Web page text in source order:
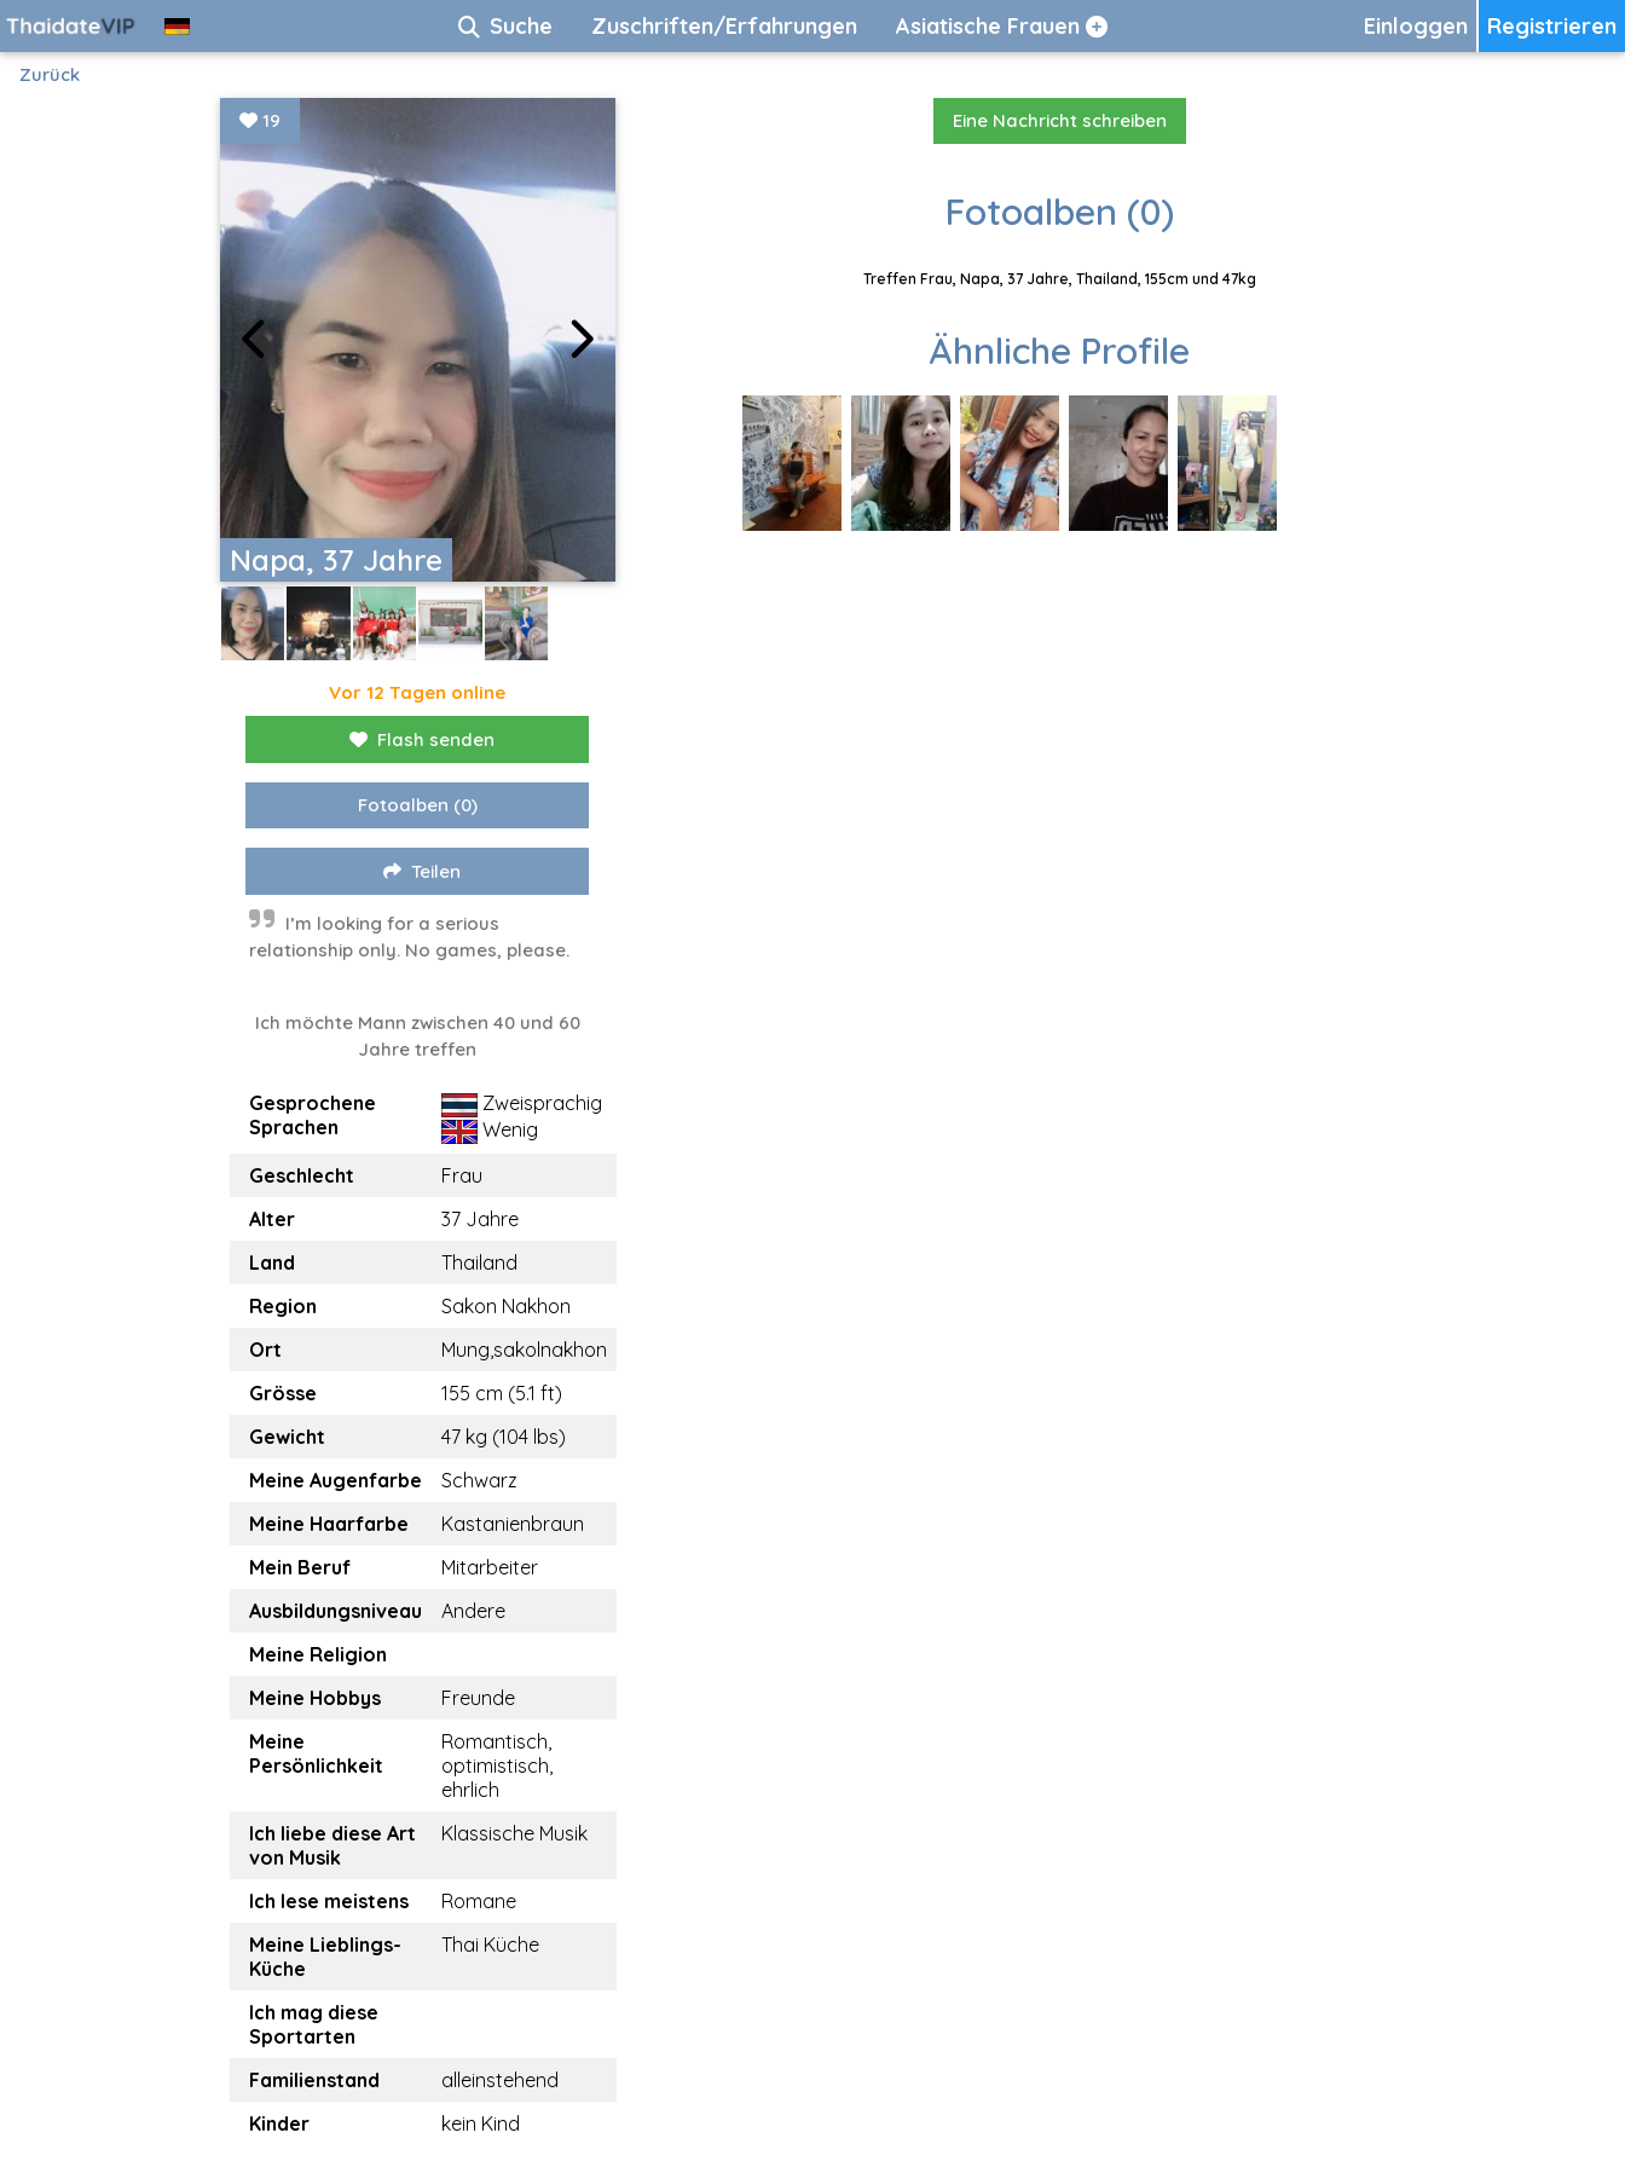
Registrieren
Einloggen
Suche Zuschriften/Erfahrungen Asiatische Frauen
Zurück
Napa, 37 Jahre
19
Vor 12 Tagen online
Flash senden
Fotoalben (0)
Teilen
I’m looking for a serious
relationship only. No games, please.
Ich möchte Mann zwischen 40 und 60
Jahre treffen
Gesprochene
Sprachen
Zweisprachig
Wenig
Geschlecht
Frau
Alter
37 Jahre
Land
Thailand
Region
Sakon Nakhon
Ort
Mung,sakolnakhon
Grösse
155 cm (5.1 ft)
Gewicht
47 kg (104 lbs)
Meine Augenfarbe
Schwarz
Meine Haarfarbe
Kastanienbraun
Mein Beruf
Mitarbeiter
Ausbildungsniveau
Andere
Meine Religion
Meine Hobbys
Freunde
Meine
Persönlichkeit
Romantisch,
optimistisch,
ehrlich
Ich liebe diese Art
von Musik
Klassische Musik
Ich lese meistens
Romane
Meine Lieblings-
Küche
Thai Küche
Ich mag diese
Sportarten
Familienstand
alleinstehend
Kinder
kein Kind
Eine Nachricht schreiben
Fotoalben (0)
Treffen Frau, Napa, 37 Jahre, Thailand, 155cm und 47kg
Ähnliche Profile